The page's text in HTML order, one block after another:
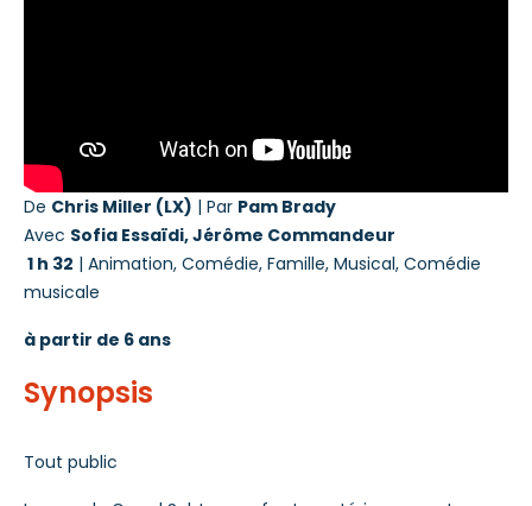
De Chris Miller (LX) | Par Pam Brady
Avec Sofia Essaïdi, Jérôme Commandeur
1 h 32 | Animation, Comédie, Famille, Musical, Comédie
musicale
à partir de 6 ans
Synopsis
Tout public